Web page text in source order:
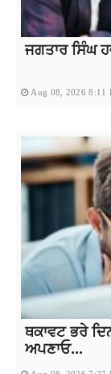
ਜਗਤਾਰ ਸਿੰਘ
Aug 08, 2026 8:11
ਥਕਾਵਟ ਭਰੇ
ਅਪਣਾਓ...